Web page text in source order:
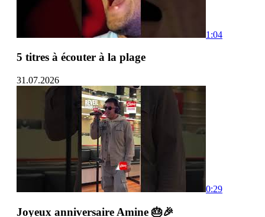
1:04
5 titres à écouter à la plage
31.07.2026
0:29
Joyeux anniversaire Amine 🎂🎉